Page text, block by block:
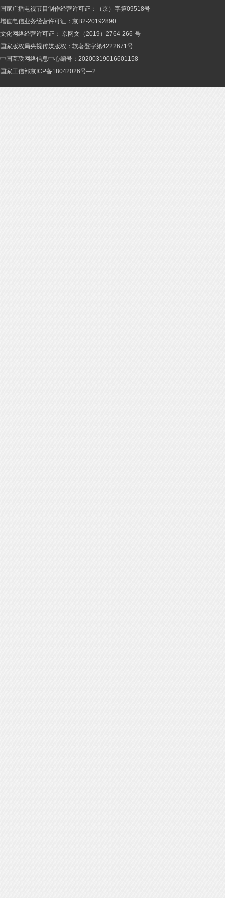
国家广播电视节目制作经营许可证：（京）字第09518号
增值电信业务经营许可证：京B2-20192890
文化网络经营许可证： 京网文（2019）2764-266-号
国家版权局央视传媒版权：软著登字第4222671号
中国互联网络信息中心编号：20200319016601158
国家工信部京ICP备18042026号—2